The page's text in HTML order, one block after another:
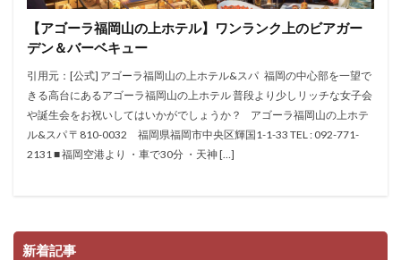
【アゴーラ福岡山の上ホテル】ワンランク上のビアガー
デン＆バーベキュー
引用元：[公式] アゴーラ福岡山の上ホテル&スパ 福岡の中心部を一望で
きる高台にあるアゴーラ福岡山の上ホテル 普段より少しリッチな女子会
や誕生会をお祝いしてはいかがでしょうか？ アゴーラ福岡山の上ホテ
ル&スパ 〒810-0032 福岡県福岡市中央区輝国1-1-33 TEL : 092-771-
2131 ■ 福岡空港より ・車で30分 ・天神 […]
新着記事